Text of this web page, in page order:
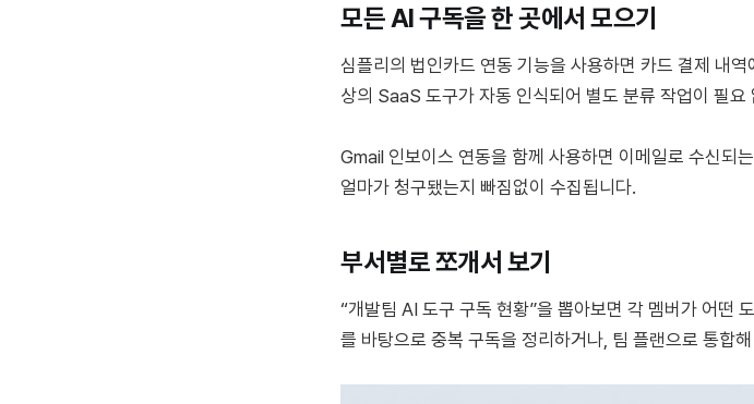
모든 AI 구독을 한 곳에서 모으기
심플리의 법인카드 연동 기능을 사용하면 카드 결제 내
상의 SaaS 도구가 자동 인식되어 별도 분류 작업이 필요
Gmail 인보이스 연동을 함께 사용하면 이메일로 수신되
얼마가 청구됐는지 빠짐없이 수집됩니다.
부서별로 쪼개서 보기
“개발팀 AI 도구 구독 현황”을 뽑아보면 각 멤버가 어떤
를 바탕으로 중복 구독을 정리하거나, 팀 플랜으로 통합